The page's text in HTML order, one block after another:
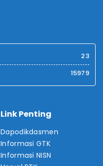
23
15979
Link Penting
Dapodikdasmen
Informasi GTK
Informasi NISN